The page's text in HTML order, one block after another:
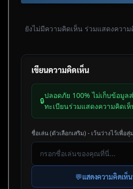
ยังไม่มีความคิดเห็น ร่วมแสดงควา
เขียนความคิดเห็น
🔒
ปลอดภัย 100% ไม่เก็บข้อมูล
ทะเบียนร่วมแสดงความคิดเ
ชื่อเล่น (ตัวเลือกเสริม) - เว้นว่างไว้เพื่อ
💬แสดงความคิดเห็น